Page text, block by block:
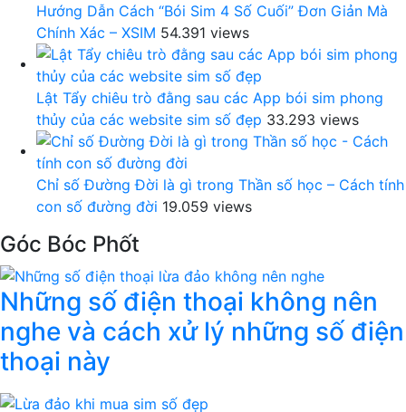
Hướng Dẫn Cách “Bói Sim 4 Số Cuối” Đơn Giản Mà
Chính Xác – XSIM 54.391 views
Lật Tẩy chiêu trò đằng sau các App bói sim phong
thủy của các website sim số đẹp 33.293 views
Chỉ số Đường Đời là gì trong Thần số học – Cách tính
con số đường đời 19.059 views
Góc Bóc Phốt
Những số điện thoại không nên
nghe và cách xử lý những số điện
thoại này